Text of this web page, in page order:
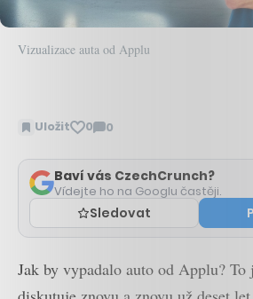
Vizualizace auta od Applu
Uložit 0 0
Zobrazit
Baví vás CzechCrunch?
Vídejte ho na Googlu častěji.
Sledovat
Jak by vypadalo auto od Applu? To